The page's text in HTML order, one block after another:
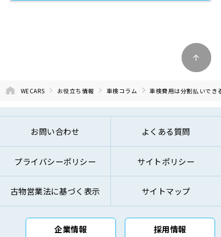
WECARS お役立ち情報 車検コラム 車検費用は分割払いでき
お問い合わせ よくある質問
プライバシーポリシー サイトポリシー
古物営業法に基づく表示 サイトマップ
企業情報 採用情報